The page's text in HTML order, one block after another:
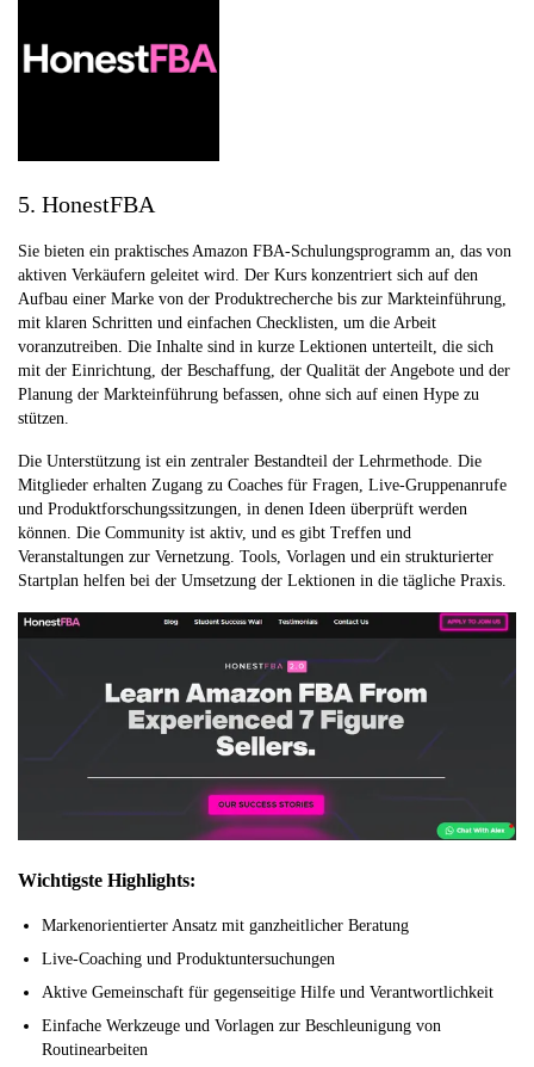
5. HonestFBA
Sie bieten ein praktisches Amazon FBA-Schulungsprogramm an, das von
aktiven Verkäufern geleitet wird. Der Kurs konzentriert sich auf den
Aufbau einer Marke von der Produktrecherche bis zur Markteinführung,
mit klaren Schritten und einfachen Checklisten, um die Arbeit
voranzutreiben. Die Inhalte sind in kurze Lektionen unterteilt, die sich
mit der Einrichtung, der Beschaffung, der Qualität der Angebote und der
Planung der Markteinführung befassen, ohne sich auf einen Hype zu
stützen.
Die Unterstützung ist ein zentraler Bestandteil der Lehrmethode. Die
Mitglieder erhalten Zugang zu Coaches für Fragen, Live-Gruppenanrufe
und Produktforschungssitzungen, in denen Ideen überprüft werden
können. Die Community ist aktiv, und es gibt Treffen und
Veranstaltungen zur Vernetzung. Tools, Vorlagen und ein strukturierter
Startplan helfen bei der Umsetzung der Lektionen in die tägliche Praxis.
Wichtigste Highlights:
Markenorientierter Ansatz mit ganzheitlicher Beratung
Live-Coaching und Produktuntersuchungen
Aktive Gemeinschaft für gegenseitige Hilfe und Verantwortlichkeit
Einfache Werkzeuge und Vorlagen zur Beschleunigung von
Routinearbeiten